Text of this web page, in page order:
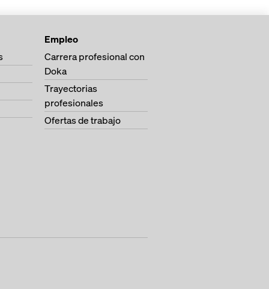
Empleo
Carrera profesional con
Doka
Trayectorias
profesionales
Ofertas de trabajo